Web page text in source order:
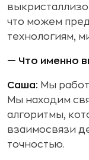
что можем
технологиям,
— Что именно
Саша: Мы
Мы находим
алгоритмы,
взаимосвязи
точностью.